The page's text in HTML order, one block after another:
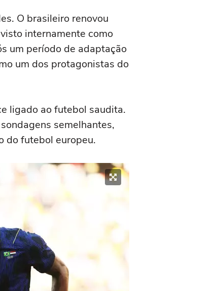
O brasileiro renovou
internamente como
um período de adaptação
um dos protagonistas do
ligado ao futebol saudita.
semelhantes,
do futebol europeu.